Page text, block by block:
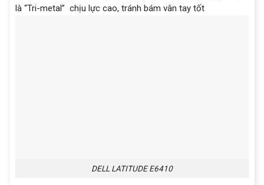
là “Tri-metal” chịu lực cao, tránh bám vân tay tốt
DELL LATITUDE E6410